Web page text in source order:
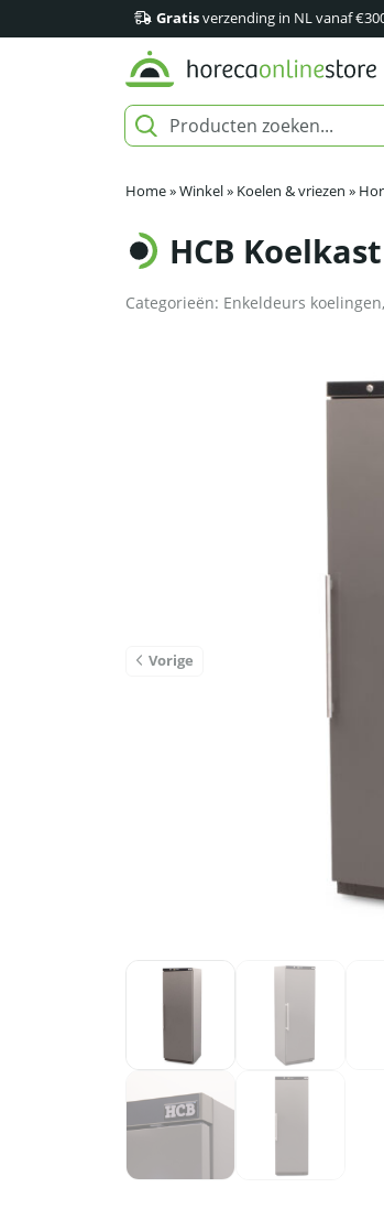
Gratisverzending in NL vanaf
Home»Winkel» Koelen & vriezen »
HCB
Categorieën: Enkeldeurs koelingen,
Vorige